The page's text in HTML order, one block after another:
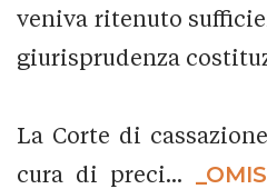
veniva ritenuto
giurisprudenza
La Corte di
cura di preci...